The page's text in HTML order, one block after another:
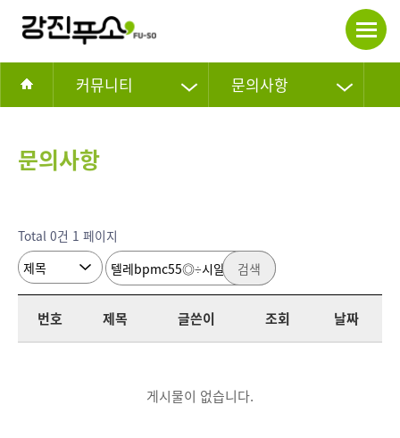
커뮤니티 문의사항
문의사항
Total 0건 1 페이지
검색
번호 제목 글쓴이 조회 날짜
게시물이 없습니다.